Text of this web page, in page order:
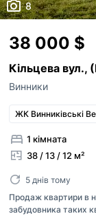
8
38 000 $
Кільцева вул.,
Винники
ЖК Винниківські
1 кімната
38 / 13 / 12 м²
5 днів тому
Продаж квартири в
забудовника таких